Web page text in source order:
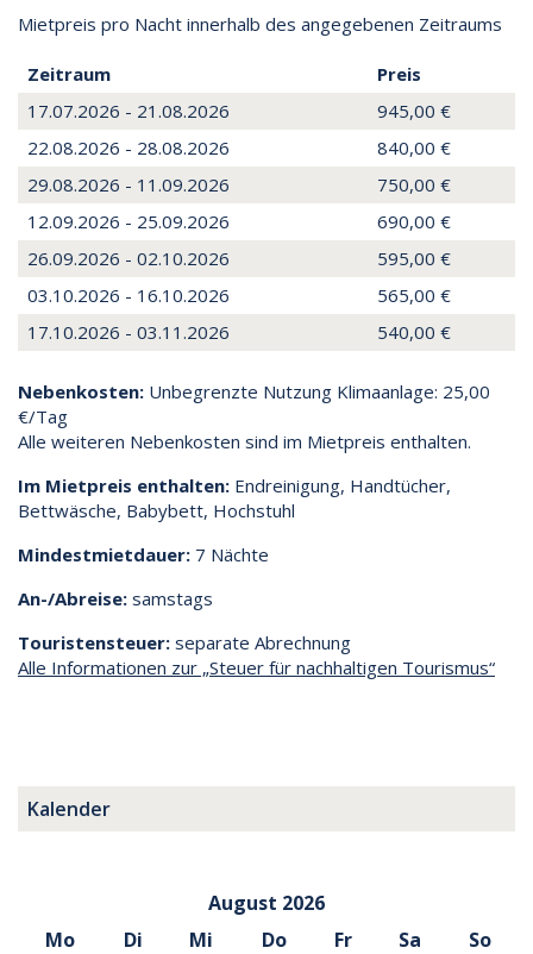
Mietpreis pro Nacht innerhalb des angegebenen Zeitraums
Zeitraum
Preis
17.07.2026 - 21.08.2026
945,00 €
22.08.2026 - 28.08.2026
840,00 €
29.08.2026 - 11.09.2026
750,00 €
12.09.2026 - 25.09.2026
690,00 €
26.09.2026 - 02.10.2026
595,00 €
03.10.2026 - 16.10.2026
565,00 €
17.10.2026 - 03.11.2026
540,00 €
Nebenkosten: Unbegrenzte Nutzung Klimaanlage: 25,00
€/Tag
Alle weiteren Nebenkosten sind im Mietpreis enthalten.
Im Mietpreis enthalten: Endreinigung, Handtücher,
Bettwäsche, Babybett, Hochstuhl
Mindestmietdauer: 7 Nächte
An-/Abreise: samstags
Touristensteuer: separate Abrechnung
Alle Informationen zur „Steuer für nachhaltigen Tourismus“
Kalender
August 2026
Mo
Di Mi Do Fr Sa So